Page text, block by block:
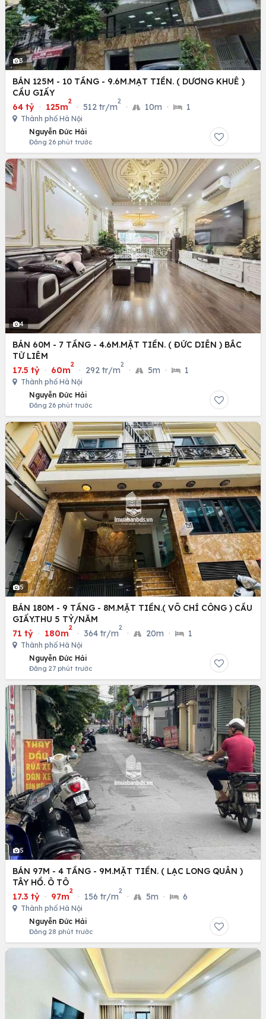
3
BÁN 125M - 10 TẦNG - 9.6M.MẠT TIỀN. ( DƯƠNG KHUÊ )
CẦU GIẤY
64 tỷ · 125m
2
· 512 tr/m
2
· 10m · 1
Thành phố Hà Nội
Nguyễn Đức Hải
Đăng 26 phút trước
4
BÁN 60M - 7 TẦNG - 4.6M.MẶT TIỀN. ( ĐỨC DIỄN ) BẮC
TỪ LIÊM
17.5 tỷ · 60m
2
· 292 tr/m
2
· 5m · 1
Thành phố Hà Nội
Nguyễn Đức Hải
Đăng 26 phút trước
5
BÁN 180M - 9 TẦNG - 8M.MẶT TIỀN.( VÕ CHÍ CÔNG ) CẦU
GIẤY.THU 5 TỶ/NĂM
71 tỷ · 180m
2
· 364 tr/m
2
· 20m · 1
Thành phố Hà Nội
Nguyễn Đức Hải
Đăng 27 phút trước
5
BÁN 97M - 4 TẦNG - 9M.MẶT TIỀN. ( LẠC LONG QUÂN )
TÂY HỒ. Ô TÔ
17.3 tỷ · 97m
2
· 156 tr/m
2
· 5m · 6
Thành phố Hà Nội
Nguyễn Đức Hải
Đăng 28 phút trước